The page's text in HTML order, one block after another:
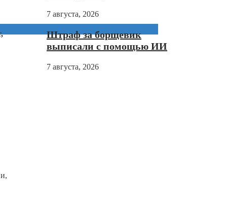
7 августа, 2026
Штраф за борщевик
выписали с помощью ИИ
7 августа, 2026